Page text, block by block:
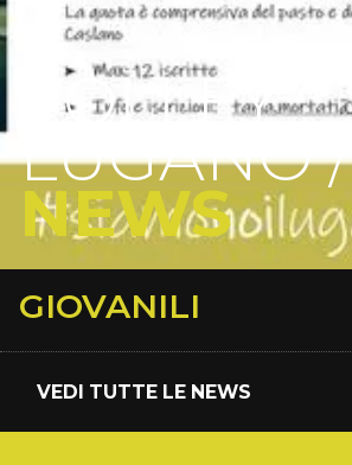
VOLLEY
LUGANO /
NEWS
GIOVANILI
VEDI TUTTE LE NEWS